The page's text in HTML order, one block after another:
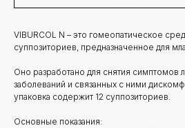
VIBURCOL N – это гомеопатическое
суппозиториев, предназначенное для
Оно разработано для снятия симптомов
заболеваний и связанных с ними
упаковка содержит 12 суппозиториев.
Основные показания: